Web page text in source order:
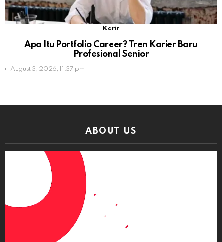
Karir
Apa Itu Portfolio Career? Tren Karier Baru
Profesional Senior
August 3, 2026, 11:37 pm
ABOUT US